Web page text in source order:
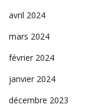
avril 2024
mars 2024
février 2024
janvier 2024
décembre 2023